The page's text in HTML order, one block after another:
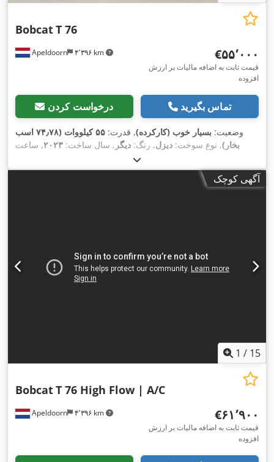
Apeldoorn ۴٬۳۹۶ km
BobcatT 76
‎€۵۵٬۰۰۰
قیمت ثابت به اضافه مالیات بر ارزش
افزوده
درخواست کردن تماس بگیرید
وضعیت: بسیار خوب (کارکرده), قدرت:
۵۵ کیلووات (۷۴٫۷۸ اسب
بخار), نوع سوخت: دیزل, رنگ: دیگر , سال ساخت: ۲۰۲۳, ساعت
, تجهیزات:
آگهی کوچک
1 / 15
Apeldoorn ۴٬۳۹۶ km
BobcatT 76 High Flow | A/C
‎€۶۱٬۹۰۰
قیمت ثابت به اضافه مالیات بر ارزش
افزوده